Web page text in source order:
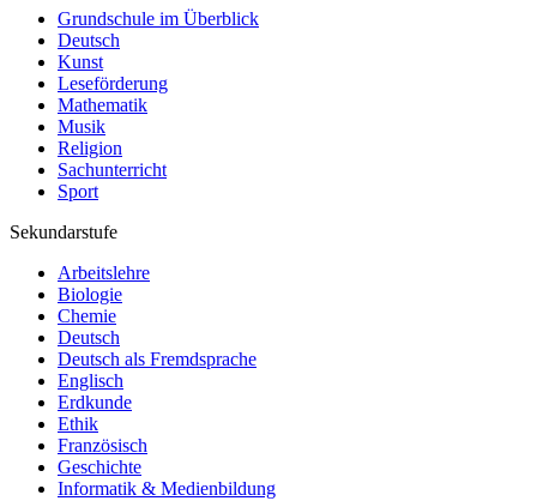
Grundschule im Überblick
Deutsch
Kunst
Leseförderung
Mathematik
Musik
Religion
Sachunterricht
Sport
Sekundarstufe
Arbeitslehre
Biologie
Chemie
Deutsch
Deutsch als Fremdsprache
Englisch
Erdkunde
Ethik
Französisch
Geschichte
Informatik & Medienbildung